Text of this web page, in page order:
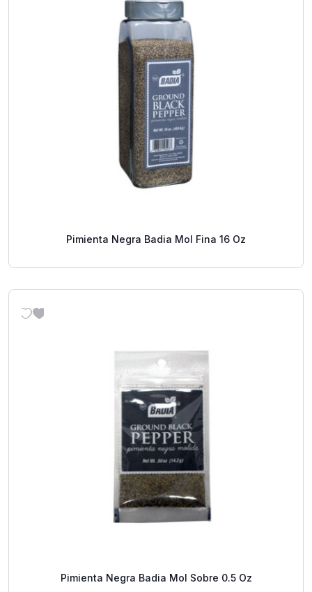
Pimienta Negra Badia Mol Fina 16 Oz
Pimienta Negra Badia Mol Sobre 0.5 Oz